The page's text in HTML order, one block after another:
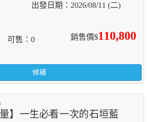
2026/08/11 (二)
銷售價$110,800
可售 0
候補
量】一生必看一次的石垣藍